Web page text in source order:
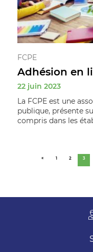
FCPE
Adhésion en
22 juin 2023
La FCPE est une
publique, présente
compris dans les
« 1 2 3